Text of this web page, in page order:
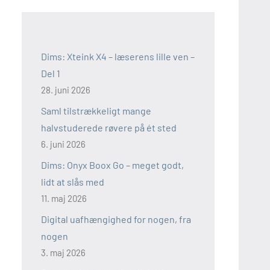
Dims: Xteink X4 – læserens lille ven –
Del 1
28. juni 2026
Saml tilstrækkeligt mange
halvstuderede røvere på ét sted
6. juni 2026
Dims: Onyx Boox Go – meget godt,
lidt at slås med
11. maj 2026
Digital uafhængighed for nogen, fra
nogen
3. maj 2026